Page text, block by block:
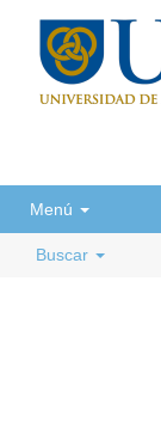
Menú
Buscar